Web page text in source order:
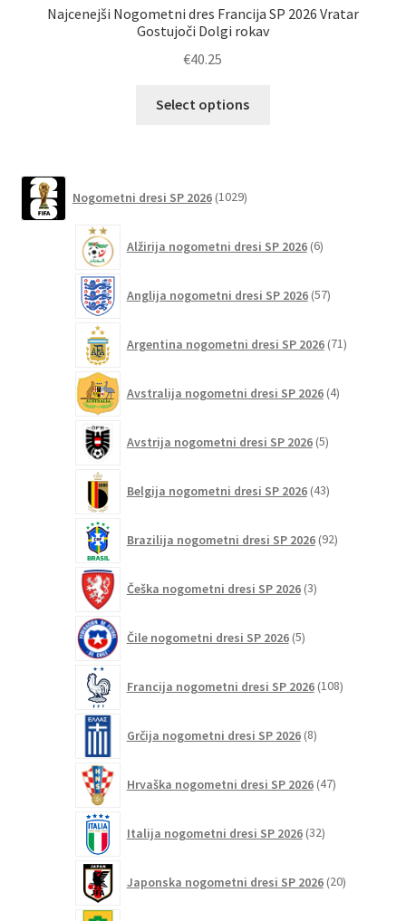
Najcenejši Nogometni dres Francija SP 2026 Vratar
Gostujoči Dolgi rokav
€40.25
Select options
izberete
strani
Nogometni dresi SP 2026 1029izdelkov
Alžirija nogometni dresi SP 2026 6izdelkov
Anglija nogometni dresi SP 2026 57izdelkov
Argentina nogometni dresi SP 2026 71izdelkov
Avstralija nogometni dresi SP 2026 4izdelki
Avstrija nogometni dresi SP 2026 5izdelkov
Belgija nogometni dresi SP 2026 43izdelkov
Brazilija nogometni dresi SP 2026 92izdelkov
Češka nogometni dresi SP 2026 3izdelki
Čile nogometni dresi SP 2026 5izdelkov
Francija nogometni dresi SP 2026 108izdelkov
Grčija nogometni dresi SP 2026 8izdelkov
Hrvaška nogometni dresi SP 2026 47izdelkov
Italija nogometni dresi SP 2026 32izdelkov
Japonska nogometni dresi SP 2026 20izdelkov